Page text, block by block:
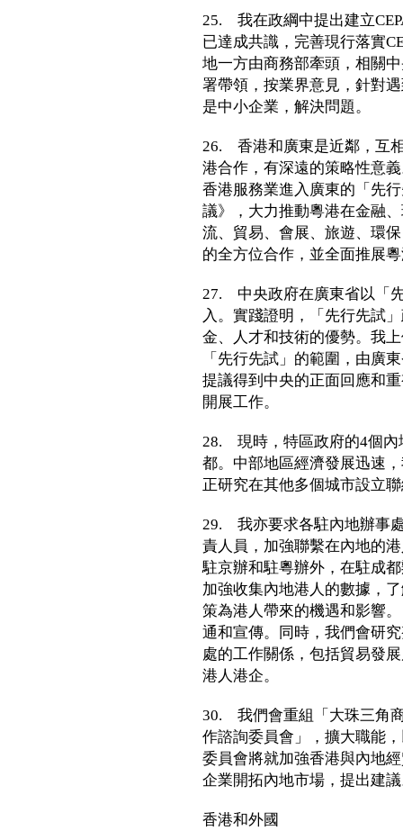
25. 我在政綱中提出建立
已達成共識，完善現行落實
地一方由商務部牽頭，相關
署帶領，按業界意見，針對
是中小企業，解決問題。
26. 香港和廣東是近鄰，互
港合作，有深遠的策略性意
香港服務業進入廣東的「先
議》，大力推動粵港在金融
流、貿易、會展、旅遊、環
的全方位合作，並全面推展
27. 中央政府在廣東省以「
入。實踐證明，「先行先試
金、人才和技術的優勢。我
「先行先試」的範圍，由廣
提議得到中央的正面回應和
開展工作。
28. 現時，特區政府的4個內
都。中部地區經濟發展迅速
正研究在其他多個城市設立
29. 我亦要求各駐內地辦事
責人員，加強聯繫在內地的
駐京辦和駐粵辦外，在駐成
加強收集內地港人的數據，
策為港人帶來的機遇和影響
通和宣傳。同時，我們會研
處的工作關係，包括貿易發
港人港企。
30. 我們會重組「大珠三角
作諮詢委員會」，擴大職能
委員會將就加強香港與內地
企業開拓內地市場，提出建
香港和外國